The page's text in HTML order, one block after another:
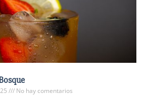
No hay comentarios